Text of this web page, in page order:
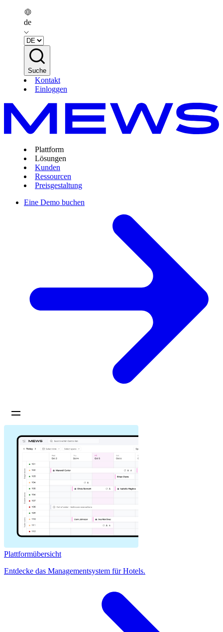
de
Suche
Kontakt
Einloggen
Plattform
Lösungen
Kunden
Ressourcen
Preisgestaltung
Eine Demo buchen
Plattformübersicht
Entdecke das Managementsystem für Hotels.